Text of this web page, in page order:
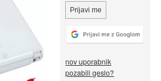
nov uporabnik
pozabili geslo?